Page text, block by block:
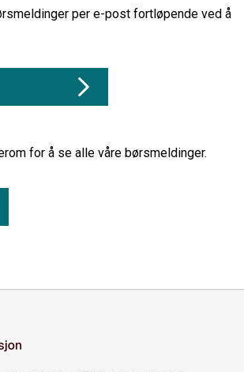
per e-post fortløpende ved å
for å se alle våre børsmeldinger.